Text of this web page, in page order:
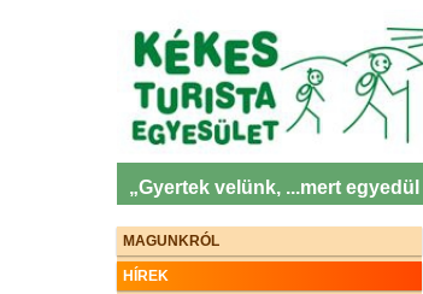
„Gyertek velünk, ...mert
MAGUNKRÓL
HÍREK